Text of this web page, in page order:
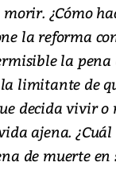
¿Cómo
la reforma
la pena
limitante de
decida vivir o
ajena. ¿Cuál
de muerte en